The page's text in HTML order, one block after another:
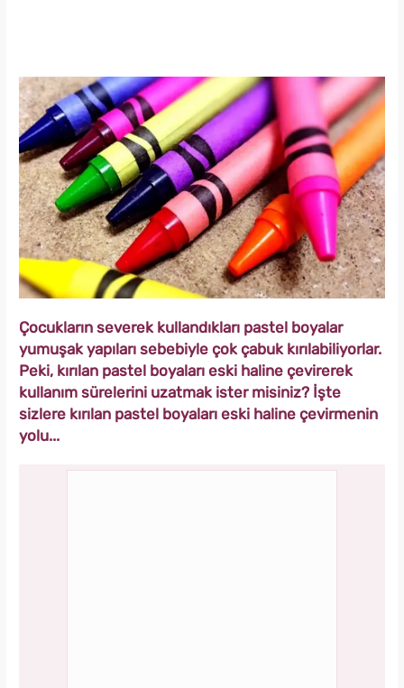
Çocukların severek kullandıkları pastel boyalar
yumuşak yapıları sebebiyle çok çabuk kırılabiliyorlar.
Peki, kırılan pastel boyaları eski haline çevirerek
kullanım sürelerini uzatmak ister misiniz? İşte
sizlere kırılan pastel boyaları eski haline çevirmenin
yolu...